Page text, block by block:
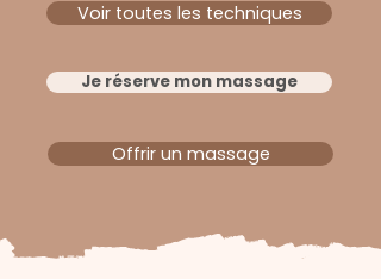
Voir toutes les techniques
Je réserve mon massage
Offrir un massage